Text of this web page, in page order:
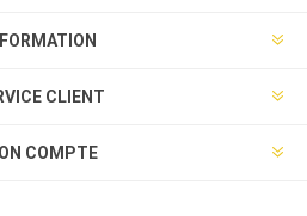
CLIENT
COMPTE